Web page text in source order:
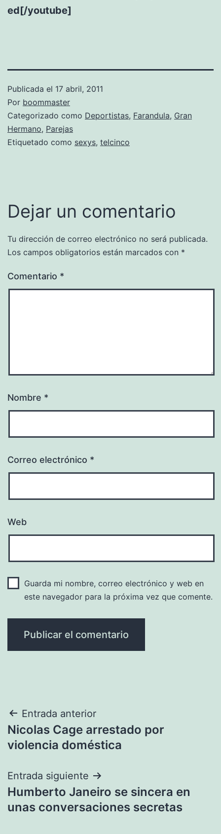
ed[/youtube]
Publicada el 17 abril, 2011
Por boommaster
Categorizado como Deportistas, Farandula, Gran
Hermano, Parejas
Etiquetado como sexys, telcinco
Dejar un comentario
Tu dirección de correo electrónico no será publicada.
Los campos obligatorios están marcados con *
Comentario *
Nombre *
Correo electrónico *
Web
Guarda mi nombre, correo electrónico y web en
este navegador para la próxima vez que comente.
Navegación
de
Entrada anterior
Nicolas Cage arrestado por
violencia doméstica
Entrada siguiente
Humberto Janeiro se sincera en
unas conversaciones secretas